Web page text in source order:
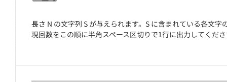
長さ N の文字列 S が与えられます。S に含まれている各文
現回数をこの順に半角スペース区切りで1行に出力してくだ